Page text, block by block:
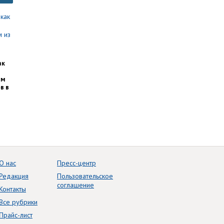
в
нас
рубрики
лист
Пресс-центр
Пользовательское
соглашение